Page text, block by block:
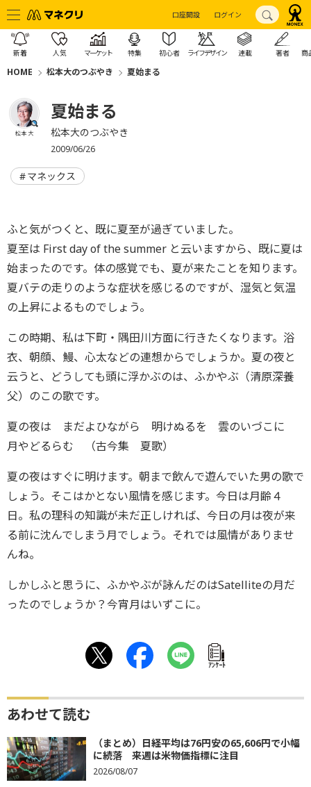
口座開設 ログイン
新着 人気 マーケット 特集 初心者 ライフデザイン 連載 著者 商
HOME 松本大のつぶやき 夏始まる
松本 大
夏始まる
松本大のつぶやき
2009/06/26
マネックス
ふと気がつくと、既に夏至が過ぎていました。
夏至は First day of the summer と云いますから、既に夏は
始まったのです。体の感覚でも、夏が来たことを知ります。
夏バテの走りのような症状を感じるのですが、湿気と気温
の上昇によるものでしょう。
この時期、私は下町・隅田川方面に行きたくなります。浴
衣、朝顔、鰻、心太などの連想からでしょうか。夏の夜と
云うと、どうしても頭に浮かぶのは、ふかやぶ（清原深養
父）のこの歌です。
夏の夜は まだよひながら 明けぬるを 雲のいづこに
月やどるらむ （古今集 夏歌）
夏の夜はすぐに明けます。朝まで飲んで遊んでいた男の歌で
しょう。そこはかとない風情を感じます。今日は月齢４
日。私の理科の知識が未だ正しければ、今日の月は夜が来
る前に沈んでしまう月でしょう。それでは風情がありませ
んね。
しかしふと思うに、ふかやぶが詠んだのはSatelliteの月だ
ったのでしょうか？今宵月はいずこに。
ｱﾝｹｰﾄ
あわせて読む
（まとめ）日経平均は76円安の65,606円で小幅
に続落 来週は米物価指標に注目
2026/08/07